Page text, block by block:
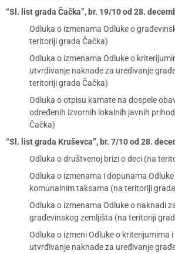
“Sl. list grada Čačka”, br. 19/10 od 28.
Odluka o izmenama Odluke o
teritoriji grada Čačka)
Odluka o izmenama Odluke o
utvrđivanje naknade za uređivanje
teritoriji grada Čačka)
Odluka o otpisu kamate na dospele
određenih izvornih lokalnih javnih
Čačka)
“Sl. list grada Kruševca”, br. 7/10 od 28.
Odluka o društvenoj brizi o deci (na
Odluka o izmenama i dopunama
komunalnim taksama (na teritoriji
Odluka o izmenama Odluke o naknadi
građevinskog zemljišta (na teritoriji
Odluka o izmeni Odluke o kriterijumima
utvrđivanje naknade za uređivanje